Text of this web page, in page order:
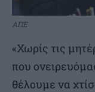
ΑΠΕ
«Χωρίς τις
που
θέλουμε να